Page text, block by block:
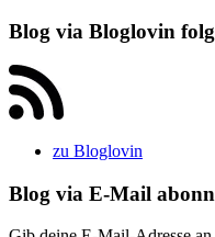
Blog via Bloglovin
zu Bloglovin
Blog via E-Mail